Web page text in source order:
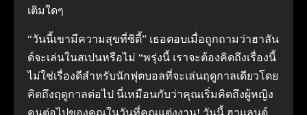
เติมใดๆ
“วันนี้เขามีความสุขที่ซิตี้” เธอตอบเมื่อถูกถามว่าฮาลัน
ด์จะเล่นในสเปนหรือไม่ “พรุ่งนี้ เราจะต้องคิดถึงเรื่องนี้
ไม่ใช่เรื่องดีสำหรับนักฟุตบอลที่จะเล่นฤดูกาลเดียวโดย
คิดถึงฤดูกาลต่อไป นี่เหมือนกับว่าคุณเริ่มคิดถึงผู้หญิง
คนต่อไปของคุณในวันที่คุณแต่งงาน! วันนี้ ฮาแลนด์